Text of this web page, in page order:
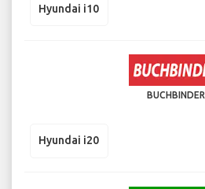
Hyundai i10
BUCHBINDER
Hyundai i20